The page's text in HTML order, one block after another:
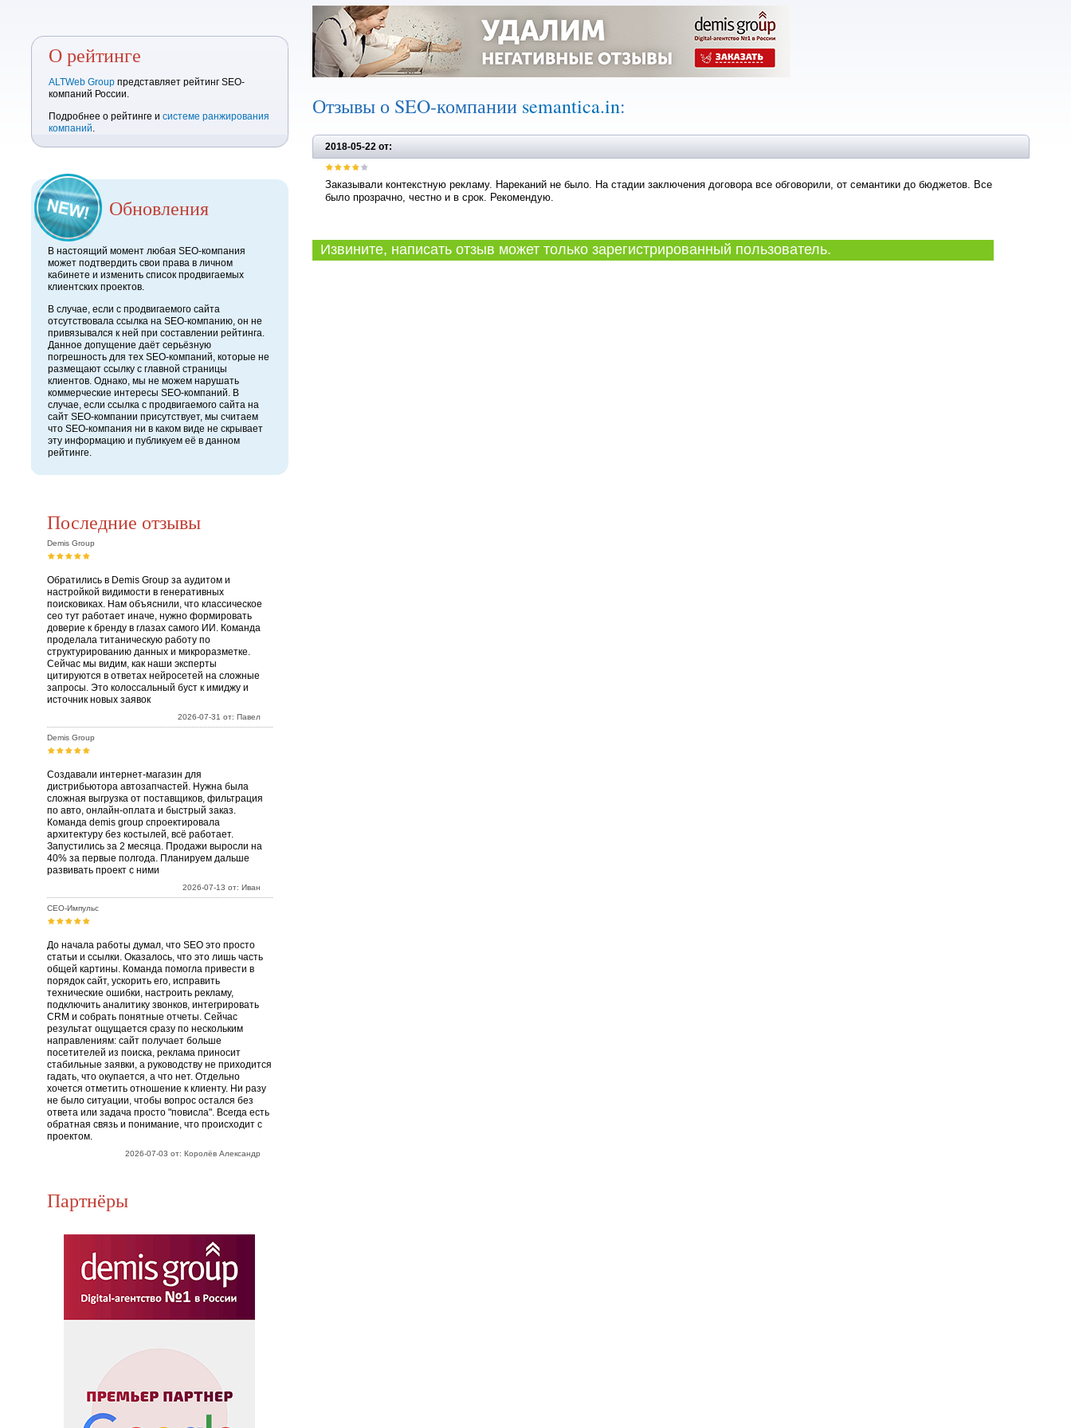
О рейтинге
ALTWeb Group представляет рейтинг SEO-
компаний России.
Подробнее о рейтинге и системе ранжирования
компаний.
Обновления
В настоящий момент любая SEO-компания
может подтвердить свои права в личном
кабинете и изменить список продвигаемых
клиентских проектов.
В случае, если с продвигаемого сайта
отсутствовала ссылка на SEO-компанию, он не
привязывался к ней при составлении рейтинга.
Данное допущение даёт серьёзную
погрешность для тех SEO-компаний, которые не
размещают ссылку с главной страницы
клиентов. Однако, мы не можем нарушать
коммерческие интересы SEO-компаний. В
случае, если ссылка с продвигаемого сайта на
сайт SEO-компании присутствует, мы считаем
что SEO-компания ни в каком виде не скрывает
эту информацию и публикуем её в данном
рейтинге.
Последние отзывы
Demis Group
Обратились в Demis Group за аудитом и
настройкой видимости в генеративных
поисковиках. Нам объяснили, что классическое
сео тут работает иначе, нужно формировать
доверие к бренду в глазах самого ИИ. Команда
проделала титаническую работу по
структурированию данных и микроразметке.
Сейчас мы видим, как наши эксперты
цитируются в ответах нейросетей на сложные
запросы. Это колоссальный буст к имиджу и
источник новых заявок
2026-07-31 от: Павел
Demis Group
Создавали интернет-магазин для
дистрибьютора автозапчастей. Нужна была
сложная выгрузка от поставщиков, фильтрация
по авто, онлайн-оплата и быстрый заказ.
Команда demis group спроектировала
архитектуру без костылей, всё работает.
Запустились за 2 месяца. Продажи выросли на
40% за первые полгода. Планируем дальше
развивать проект с ними
2026-07-13 от: Иван
СЕО-Импульс
До начала работы думал, что SEO это просто
статьи и ссылки. Оказалось, что это лишь часть
общей картины. Команда помогла привести в
порядок сайт, ускорить его, исправить
технические ошибки, настроить рекламу,
подключить аналитику звонков, интегрировать
CRM и собрать понятные отчеты. Сейчас
результат ощущается сразу по нескольким
направлениям: сайт получает больше
посетителей из поиска, реклама приносит
стабильные заявки, а руководству не приходится
гадать, что окупается, а что нет. Отдельно
хочется отметить отношение к клиенту. Ни разу
не было ситуации, чтобы вопрос остался без
ответа или задача просто "повисла". Всегда есть
обратная связь и понимание, что происходит с
проектом.
2026-07-03 от: Королёв Александр
Партнёры
Отзывы о SEO-компании semantica.in:
2018-05-22 от:
Заказывали контекстную рекламу. Нареканий не было. На стадии заключения договора все обговорили, от семантики до бюджетов. Все
было прозрачно, честно и в срок. Рекомендую.
Извините, написать отзыв может только зарегистрированный пользователь.